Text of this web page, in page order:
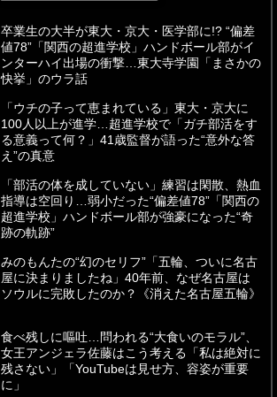
卒業生の大半が東大・京大・医学部に!? “偏差
値78”「関西の超進学校」ハンドボール部がイ
ンターハイ出場の衝撃…東大寺学園「まさかの
快挙」のウラ話
「ウチの子って恵まれている」東大・京大に
100人以上が進学…超進学校で「ガチ部活をす
る意義って何？」41歳監督が語った“意外な答
え”の真意
「部活の体を成していない」練習は閑散、熱血
指導は空回り…弱小だった“偏差値78”「関西の
超進学校」ハンドボール部が強豪になった“奇
跡の軌跡”
みのもんたの“幻のセリフ”「五輪、ついに名古
屋に決まりましたね」40年前、なぜ名古屋は
ソウルに完敗したのか？《消えた名古屋五輪》
食べ残しに嘔吐…問われる“大食いのモラル”、
女王アンジェラ佐藤はこう考える「私は絶対に
残さない」「YouTubeは見せ方、容姿が重要
に」